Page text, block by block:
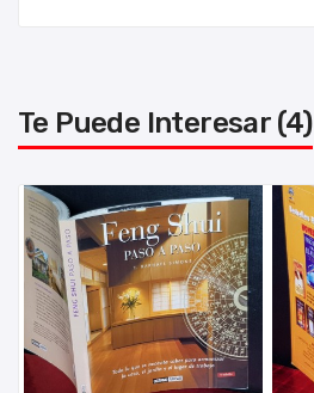
Te Puede Interesar (4)